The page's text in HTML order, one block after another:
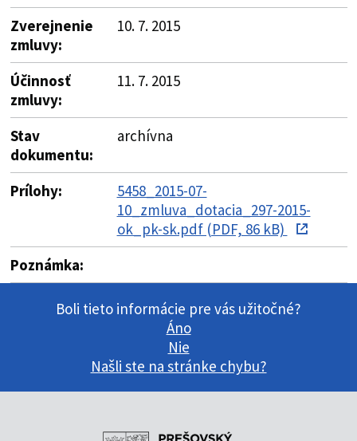
Zverejnenie
zmluvy:
10. 7. 2015
Účinnosť
zmluvy:
11. 7. 2015
Stav
dokumentu:
archívna
Prílohy:
5458_2015-07-
10_zmluva_dotacia_297-2015-
ok_pk-sk.pdf (PDF, 86 kB)
Poznámka:
Boli tieto informácie pre vás užitočné?
Áno
Nie
Našli ste na stránke chybu?